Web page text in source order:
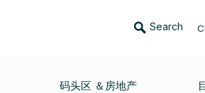
Search
码头区 ＆房地产